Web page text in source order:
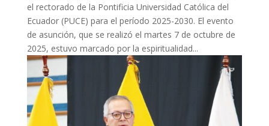
el rectorado de la Pontificia Universidad Católica del
Ecuador (PUCE) para el período 2025-2030. El evento
de asunción, que se realizó el martes 7 de octubre de
2025, estuvo marcado por la espiritualidad...